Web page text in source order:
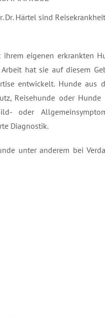
Dr. Härtel sind
eigenen erkrankten
hat sie auf diesem
entwickelt. Hunde aus
Reisehunde oder
oder
Diagnostik.
unter anderem bei